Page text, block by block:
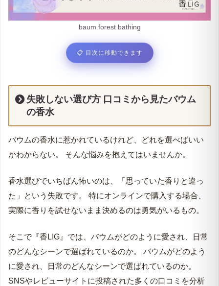
baum forest bathing
📋 目次に移動できます
失敗しない選び方 口コミから見たバウム
の香水
バウムの香水に惹かれているけれど、どれを選べばいい
かわからない。 そんな悩みを抱えてはいませんか。
香水選びでいちばん怖いのは、「思っていた香りと違っ
た」という失敗です。 特にオンラインで購入する場合、
実際に香りを試せないまま決めるのは勇気がいるもの。
そこで『香LIG』では、バウムがどのように愛され、日常
のどんなシーンで選ばれているのか。 バウムがどのよう
に愛され、日常のどんなシーンで選ばれているのか。
SNSやレビューサイトに投稿された多くの口コミを分析